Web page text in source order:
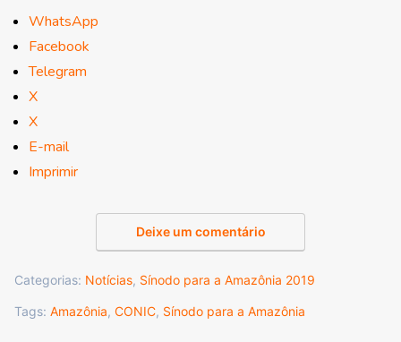
WhatsApp
Facebook
Telegram
X
X
E-mail
Imprimir
Deixe um comentário
Categorias: Notícias, Sínodo para a Amazônia 2019
Tags: Amazônia, CONIC, Sínodo para a Amazônia